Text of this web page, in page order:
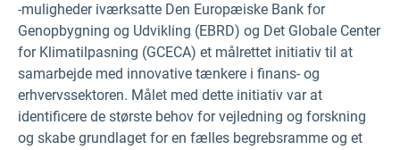
-muligheder iværksatte Den Europæiske Bank for
Genopbygning og Udvikling (EBRD) og Det Globale Center
for Klimatilpasning (GCECA) et målrettet initiativ til at
samarbejde med innovative tænkere i finans- og
erhvervssektoren. Målet med dette initiativ var at
identificere de største behov for vejledning og forskning
og skabe grundlaget for en fælles begrebsramme og et